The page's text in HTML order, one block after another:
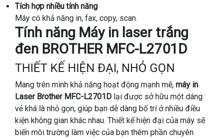
Tích hợp nhiều tính năng
Máy có khả năng in, fax, copy, scan.
Tính năng Máy in laser trắng
đen BROTHER MFC-L2701D
THIẾT KẾ HIỆN ĐẠI, NHỎ GỌN
Mang trên mình khả năng hoạt động mạnh mẽ, máy in
Laser Brother MFC-L2701D lại được sở hữu một dáng
vẻ khá là nhỏ gọn, giúp bạn dễ dàng bố trí ở nhiều điều
kiện không gian khác nhau. Thiết kế hiện đại của máy sẽ
biến môi trường làm việc của bạn thêm phần chuyên